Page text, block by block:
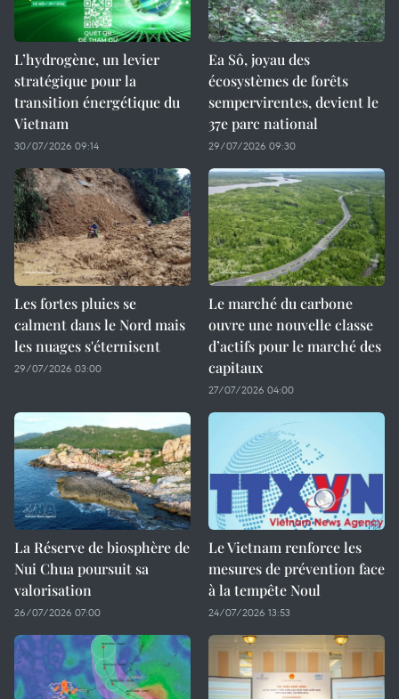
L’hydrogène, un levier
stratégique pour la
transition énergétique du
Vietnam
30/07/2026 09:14
Ea Sô, joyau des
écosystèmes de forêts
sempervirentes, devient le
37e parc national
29/07/2026 09:30
Les fortes pluies se
calment dans le Nord mais
les nuages s'éternisent
29/07/2026 03:00
Le marché du carbone
ouvre une nouvelle classe
d’actifs pour le marché des
capitaux
27/07/2026 04:00
La Réserve de biosphère de
Nui Chua poursuit sa
valorisation
26/07/2026 07:00
Le Vietnam renforce les
mesures de prévention face
à la tempête Noul
24/07/2026 13:53